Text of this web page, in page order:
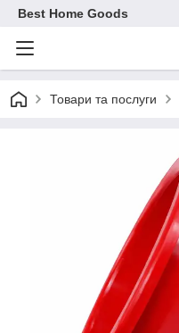
Best Home Goods
Товари та послуги